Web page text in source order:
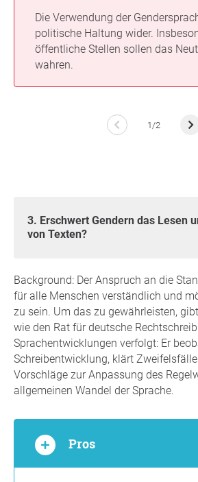
Die Verwendung der
politische Haltung wider.
öffentliche Stellen sollen das
wahren.
1/2
3. Erschwert Gendern das Lesen und Verstehen
von Texten?
Background: Der Anspruch an die
für alle Menschen verständlich und
zu sein. Um das zu gewährleisten,
wie den Rat für deutsche
Sprachentwicklungen verfolgt: Er
Schreibentwicklung, klärt
Vorschläge zur Anpassung des
allgemeinen Wandel der Sprache.
Pros